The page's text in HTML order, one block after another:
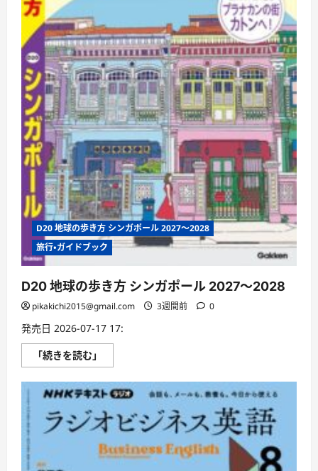
に
つ
い
て
さ
ら
に
読
む
D20 地球の歩き方 シンガポール 2027〜2028
旅行・ガイドブック
D20 地球の歩き方 シンガポール 2027〜2028
pikakichi2015@gmail.com 3週間前 0
発売日 2026-07-17 17:
「続きを読む」
地
の
歩
き
方
シ
ン
ガ
ポ
ー